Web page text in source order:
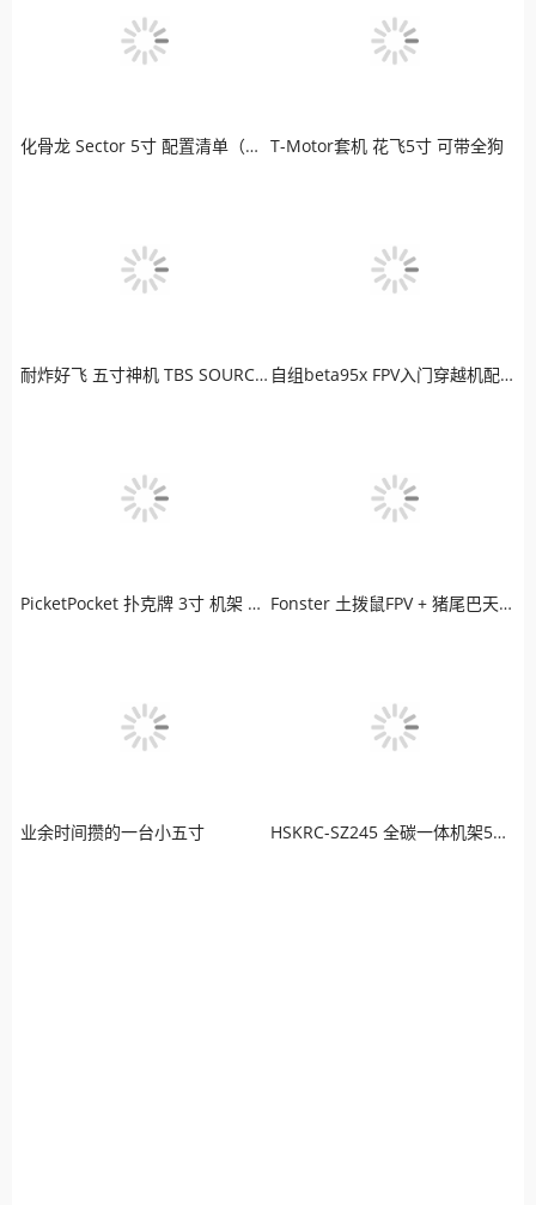
化骨龙 Sector 5寸 配置清单（高清版） T-Motor套机 花飞5寸 可带全狗
耐炸好飞 五寸神机 TBS SOURCE ONE 老司机最爱 自组beta95x FPV入门穿越机配置清单
PicketPocket 扑克牌 3寸 机架 LED炫彩版穿越机 Fonster 土拨鼠FPV + 猪尾巴天线 + 极光高清图传
业余时间攒的一台小五寸 HSKRC-SZ245 全碳一体机架5寸桨 穿越机航拍四轴机架FPV QAV250